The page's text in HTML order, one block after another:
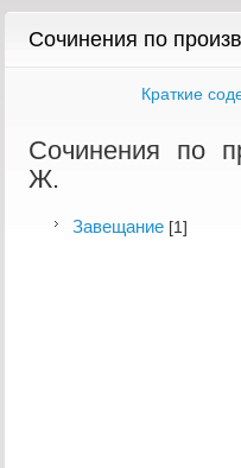
Сочинения по
Краткие
Сочинения по
Ж.
Завещание [1]